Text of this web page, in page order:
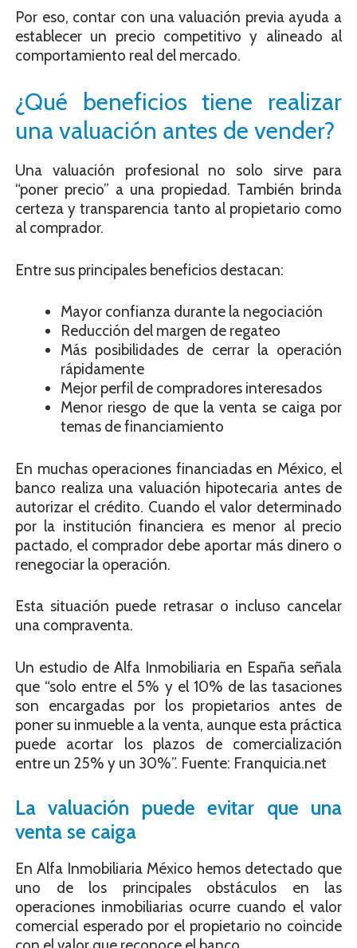
Por eso, contar con una valuación previa ayuda a
establecer un precio competitivo y alineado al
comportamiento real del mercado.
¿Qué beneficios tiene realizar
una valuación antes de vender?
Una valuación profesional no solo sirve para
“poner precio” a una propiedad. También brinda
certeza y transparencia tanto al propietario como
al comprador.
Entre sus principales beneficios destacan:
Mayor confianza durante la negociación
Reducción del margen de regateo
Más posibilidades de cerrar la operación
rápidamente
Mejor perfil de compradores interesados
Menor riesgo de que la venta se caiga por
temas de financiamiento
En muchas operaciones financiadas en México, el
banco realiza una valuación hipotecaria antes de
autorizar el crédito. Cuando el valor determinado
por la institución financiera es menor al precio
pactado, el comprador debe aportar más dinero o
renegociar la operación.
Esta situación puede retrasar o incluso cancelar
una compraventa.
Un estudio de Alfa Inmobiliaria en España señala
que “solo entre el 5% y el 10% de las tasaciones
son encargadas por los propietarios antes de
poner su inmueble a la venta, aunque esta práctica
puede acortar los plazos de comercialización
entre un 25% y un 30%”. Fuente: Franquicia.net
La valuación puede evitar que una
venta se caiga
En Alfa Inmobiliaria México hemos detectado que
uno de los principales obstáculos en las
operaciones inmobiliarias ocurre cuando el valor
comercial esperado por el propietario no coincide